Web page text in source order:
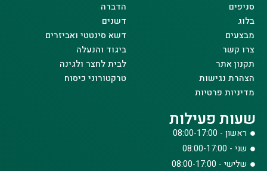
סניפים
בלוג
מבצעים
צרו קשר
תקנון אתר
הצהרת נגישות
מדיניות פרטיות
הדברה
דשנים
דשא סינטטי ואביזרים
ביגוד והנעלה
לבית לחצר ולגינה
טרקטורוני כיסוח
שעות פעילות
ראשון - 08:00-17:00
שני - 08:00-17:00
שלישי - 08:00-17:00